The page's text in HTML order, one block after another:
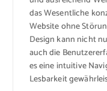
das Wesentliche
Website ohne
Design kann nicht
auch die
es eine intuitive
Lesbarkeit